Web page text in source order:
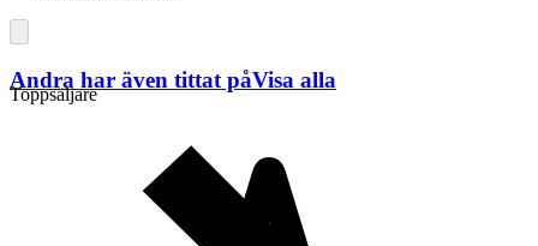
Toppsäljare
Andra har även tittat påVisa alla